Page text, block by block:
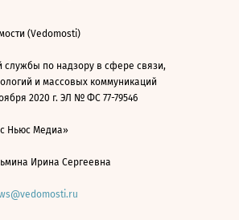
(Vedomosti)
по надзору в сфере связи,
и массовых коммуникаций
2020 г. ЭЛ № ФС 77-79546
Ньюс Медиа»
Ирина Сергеевна